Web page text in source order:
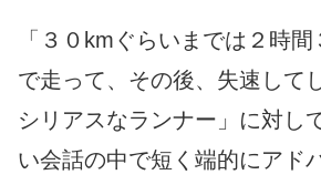
「３０kmぐらいまでは２時
で走って、その後、失速して
シリアスなランナー」に対し
い会話の中で短く端的にアド